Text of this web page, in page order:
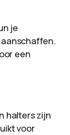
je
een
halters zijn
voor